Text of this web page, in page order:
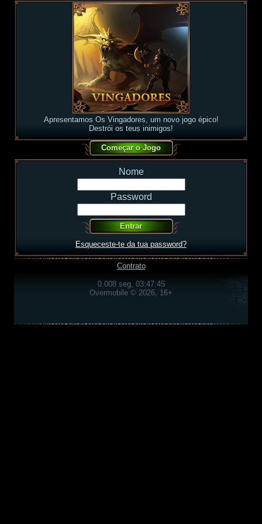
Apresentamos Os Vingadores, um novo jogo épico!
Destrói os teus inimigos!
Nome
Password
Esqueceste-te da tua password?
Contrato
0.008 seg, 03:47:45
Overmobile © 2026, 16+